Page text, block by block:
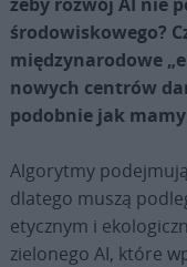
środowiskowego?
międzynarodowe
nowych centrów
podobnie jak
Algorytmy
dlatego muszą
etycznym i
zielonego AI, które